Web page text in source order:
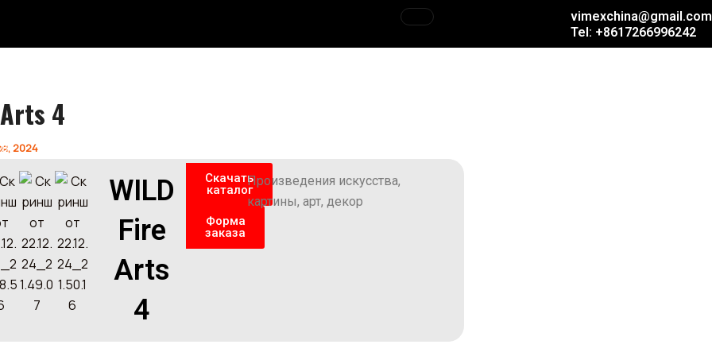
vimexchina@gmail.com
Tel: +8617266996242
4
2024
WILD
Fire
Arts
4
Скачать
каталог
Форма
заказа
Произведения искусства,
картины, арт, декор